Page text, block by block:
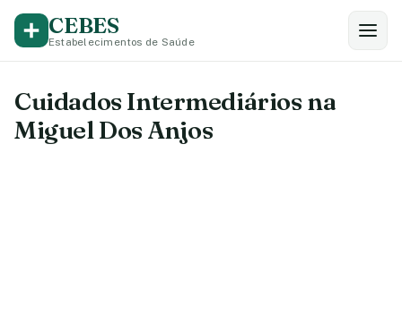
CEBES
Estabelecimentos de Saúde
Cuidados Intermediários na
Miguel Dos Anjos